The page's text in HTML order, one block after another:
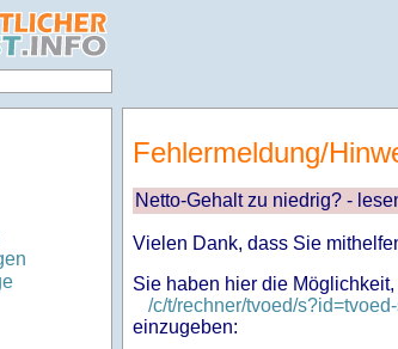
Fehlermeldung/
Netto-Gehalt zu niedrig? -
Vielen Dank, dass Sie
Sie haben hier die
/c/t/rechner/tvoed/
einzugeben: